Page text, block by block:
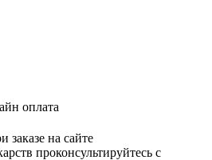
оплата
заказе на сайте
проконсультируйтесь с